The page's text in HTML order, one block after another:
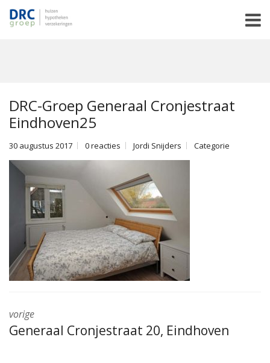
DRC-Groep Generaal Cronjestraat
Eindhoven25
30 augustus 2017 0 reacties Jordi Snijders Categorie
vorige
Generaal Cronjestraat 20, Eindhoven